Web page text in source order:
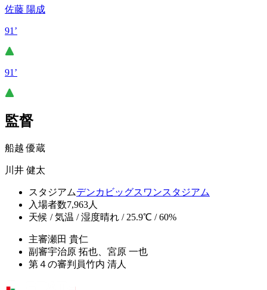
佐藤 陽成
91’
91’
監督
船越 優蔵
川井 健太
スタジアムデンカビッグスワンスタジアム
入場者数7,963人
天候 / 気温 / 湿度晴れ / 25.9℃ / 60%
主審瀬田 貴仁
副審宇治原 拓也、宮原 一也
第４の審判員竹内 清人